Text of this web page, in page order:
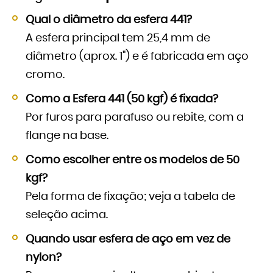
Qual o diâmetro da esfera 441?
A esfera principal tem 25,4 mm de
diâmetro (aprox. 1") e é fabricada em aço
cromo.
Como a Esfera 441 (50 kgf) é fixada?
Por furos para parafuso ou rebite, com a
flange na base.
Como escolher entre os modelos de 50
kgf?
Pela forma de fixação; veja a tabela de
seleção acima.
Quando usar esfera de aço em vez de
nylon?